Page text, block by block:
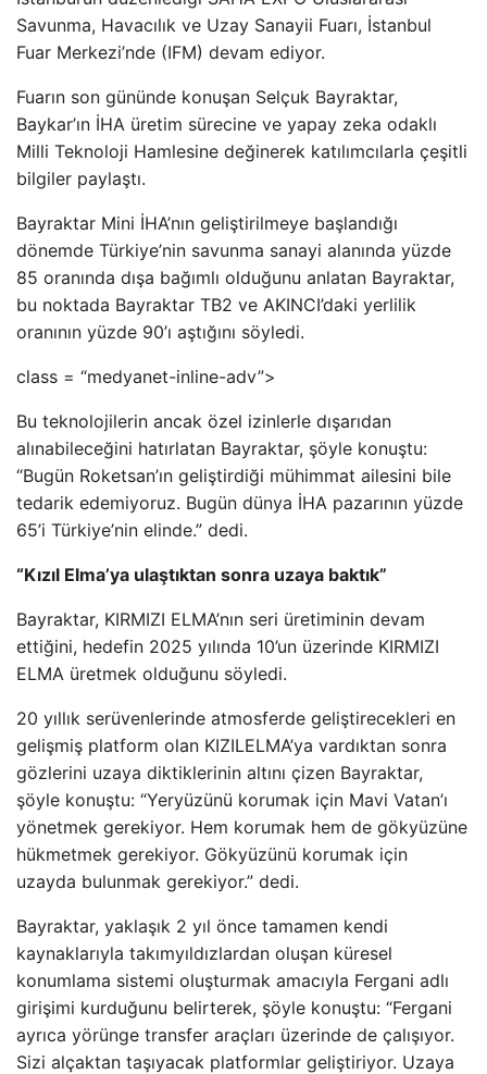
Savunma, Havacılık ve Uzay Sanayii Fuarı, İstanbul
Fuar Merkezi’nde (IFM) devam ediyor.
Fuarın son gününde konuşan Selçuk Bayraktar,
Baykar’ın İHA üretim sürecine ve yapay zeka odaklı
Milli Teknoloji Hamlesine değinerek katılımcılarla çeşitli
bilgiler paylaştı.
Bayraktar Mini İHA’nın geliştirilmeye başlandığı
dönemde Türkiye’nin savunma sanayi alanında yüzde
85 oranında dışa bağımlı olduğunu anlatan Bayraktar,
bu noktada Bayraktar TB2 ve AKINCI’daki yerlilik
oranının yüzde 90’ı aştığını söyledi.
class = “medyanet-inline-adv”>
Bu teknolojilerin ancak özel izinlerle dışarıdan
alınabileceğini hatırlatan Bayraktar, şöyle konuştu:
“Bugün Roketsan’ın geliştirdiği mühimmat ailesini bile
tedarik edemiyoruz. Bugün dünya İHA pazarının yüzde
65’i Türkiye’nin elinde.” dedi.
“Kızıl Elma’ya ulaştıktan sonra uzaya baktık”
Bayraktar, KIRMIZI ELMA’nın seri üretiminin devam
ettiğini, hedefin 2025 yılında 10’un üzerinde KIRMIZI
ELMA üretmek olduğunu söyledi.
20 yıllık serüvenlerinde atmosferde geliştirecekleri en
gelişmiş platform olan KIZILELMA’ya vardıktan sonra
gözlerini uzaya diktiklerinin altını çizen Bayraktar,
şöyle konuştu: “Yeryüzünü korumak için Mavi Vatan’ı
yönetmek gerekiyor. Hem korumak hem de gökyüzüne
hükmetmek gerekiyor. Gökyüzünü korumak için
uzayda bulunmak gerekiyor.” dedi.
Bayraktar, yaklaşık 2 yıl önce tamamen kendi
kaynaklarıyla takımyıldızlardan oluşan küresel
konumlama sistemi oluşturmak amacıyla Fergani adlı
girişimi kurduğunu belirterek, şöyle konuştu: “Fergani
ayrıca yörünge transfer araçları üzerinde de çalışıyor.
Sizi alçaktan taşıyacak platformlar geliştiriyor. Uzaya